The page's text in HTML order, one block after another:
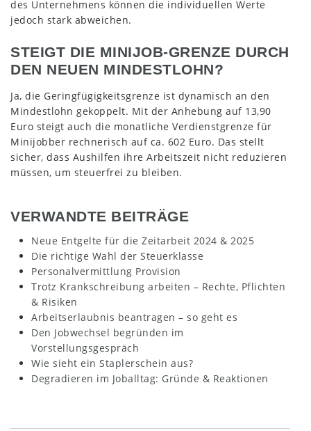
des Unternehmens können die individuellen Werte
jedoch stark abweichen.
STEIGT DIE MINIJOB-GRENZE DURCH
DEN NEUEN MINDESTLOHN?
Ja, die Geringfügigkeitsgrenze ist dynamisch an den
Mindestlohn gekoppelt. Mit der Anhebung auf 13,90
Euro steigt auch die monatliche Verdienstgrenze für
Minijobber rechnerisch auf ca. 602 Euro. Das stellt
sicher, dass Aushilfen ihre Arbeitszeit nicht reduzieren
müssen, um steuerfrei zu bleiben.
VERWANDTE BEITRÄGE
Neue Entgelte für die Zeitarbeit 2024 & 2025
Die richtige Wahl der Steuerklasse
Personalvermittlung Provision
Trotz Krankschreibung arbeiten – Rechte, Pflichten
& Risiken
Arbeitserlaubnis beantragen – so geht es
Den Jobwechsel begründen im
Vorstellungsgespräch
Wie sieht ein Staplerschein aus?
Degradieren im Joballtag: Gründe & Reaktionen